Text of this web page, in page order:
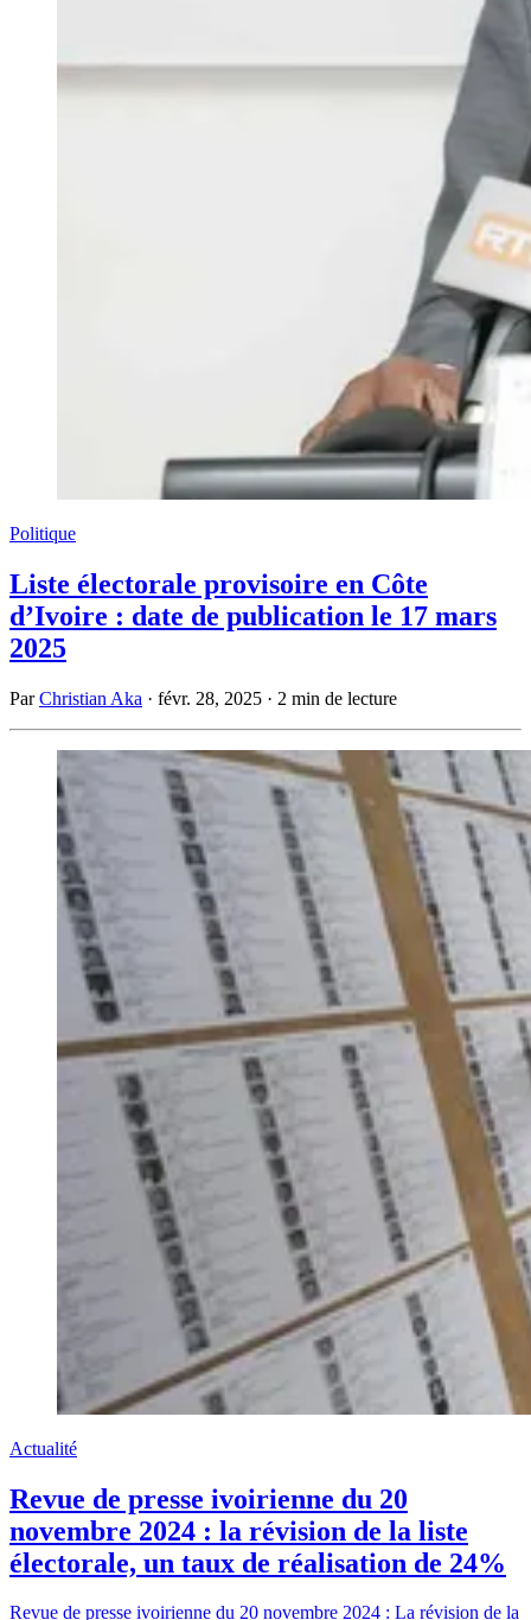
Politique
Liste électorale provisoire en Côte
d’Ivoire : date de publication le 17 mars
2025
ParChristian Aka · févr. 28, 2025 · 2 min de lecture
Actualité
Revue de presse ivoirienne du 20
novembre 2024 : la révision de la liste
électorale, un taux de réalisation de 24%
Revue de presse ivoirienne du 20 novembre 2024 : La révision de la